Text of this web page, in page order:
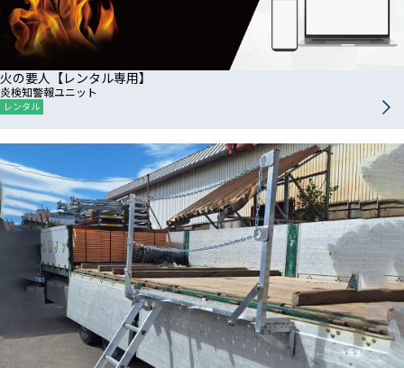
火の要人【レンタル専用】
炎検知警報ユニット
レンタル